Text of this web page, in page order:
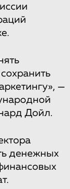
—
Дойл.
денежных